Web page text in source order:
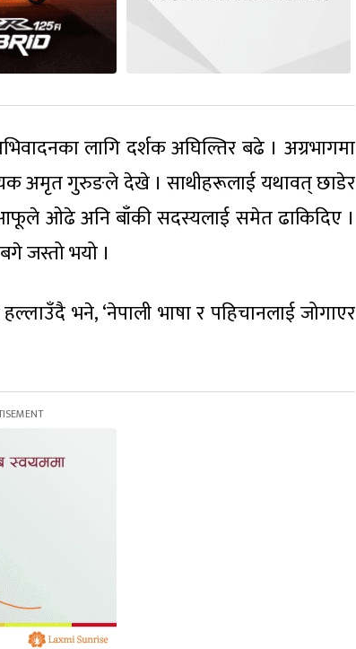
लागि दर्शक अघिल्तिर बढे । अग्रभागमा
अमृत गुरुङले देखे । साथीहरूलाई यथावत् छाडेर
ओढे अनि बाँकी सदस्यलाई समेत ढाकिदिए ।
जस्तो भयो ।
भने, ‘नेपाली भाषा र पहिचानलाई जोगाएर